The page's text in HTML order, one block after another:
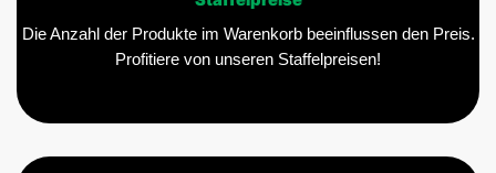
werden
Die Anzahl der Produkte im Warenkorb beeinflussen den Preis.
Profitiere von unseren Staffelpreisen!